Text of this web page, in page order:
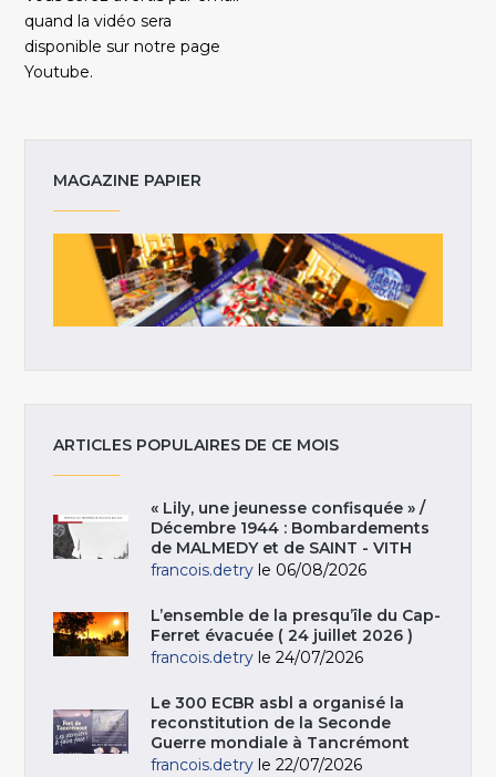
quand la vidéo sera
disponible sur notre page
Youtube.
MAGAZINE PAPIER
ARTICLES POPULAIRES DE CE MOIS
« Lily, une jeunesse confisquée » /
Décembre 1944 : Bombardements
de MALMEDY et de SAINT - VITH
francois.detry le 06/08/2026
L’ensemble de la presqu’île du Cap-
Ferret évacuée ( 24 juillet 2026 )
francois.detry le 24/07/2026
Le 300 ECBR asbl a organisé la
reconstitution de la Seconde
Guerre mondiale à Tancrémont
francois.detry le 22/07/2026